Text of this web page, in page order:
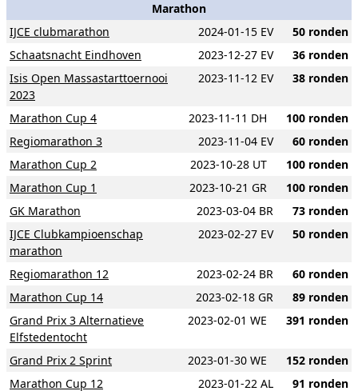
Marathon
IJCE clubmarathon
2024-01-15 EV 50 ronden
Schaatsnacht Eindhoven
2023-12-27 EV 36 ronden
Isis Open Massastarttoernooi
2023
2023-11-12 EV 38 ronden
Marathon Cup 4 2023-11-11 DH 100 ronden
Regiomarathon 3
2023-11-04 EV 60 ronden
Marathon Cup 2
2023-10-28 UT 100 ronden
Marathon Cup 1
2023-10-21 GR 100 ronden
GK Marathon
2023-03-04 BR 73 ronden
IJCE Clubkampioenschap
marathon
2023-02-27 EV 50 ronden
Regiomarathon 12 2023-02-24 BR 60 ronden
Marathon Cup 14
2023-02-18 GR 89 ronden
Grand Prix 3 Alternatieve
Elfstedentocht
2023-02-01 WE 391 ronden
Grand Prix 2 Sprint 2023-01-30 WE 152 ronden
Marathon Cup 12
2023-01-22 AL 91 ronden